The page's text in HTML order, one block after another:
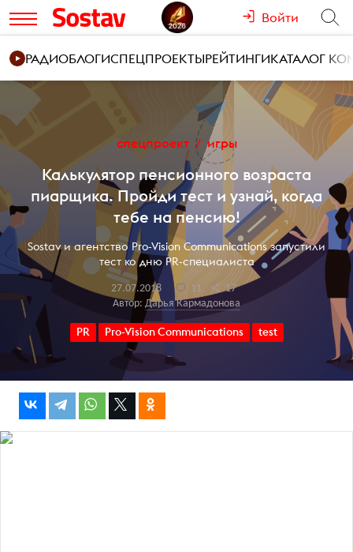
Войти
РАДИОБЛОГИСПЕЦПРОЕКТЫРЕЙТИНГИКАТАЛОГ
спецпроект игры
Калькулятор пенсионного возраста
пиарщика. Пройди тест и узнай, когда
тебе на пенсию!
Sostav и агентство Pro-Vision Communications запустили
тест ко дню PR-специалиста
27.07.2018 11
17
Автор: Дарья Кармадонова
PR Pro-Vision Communications test